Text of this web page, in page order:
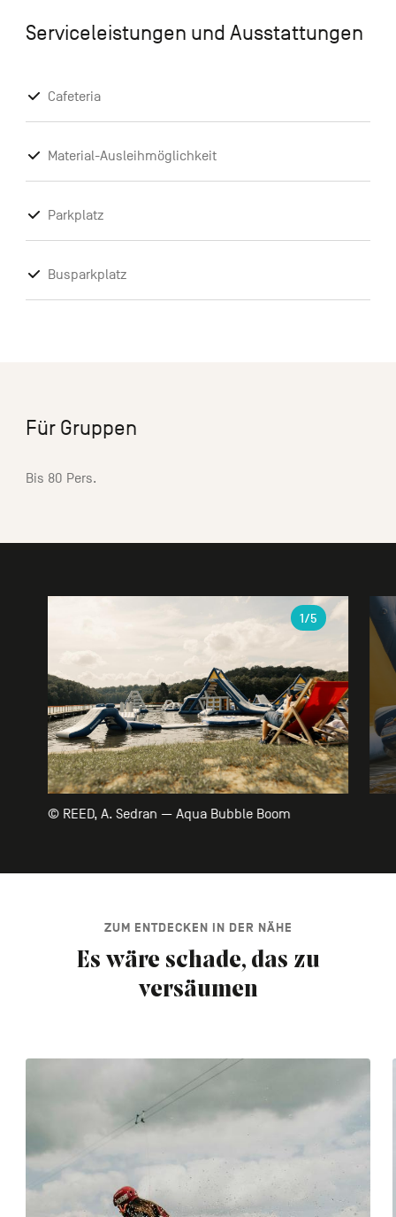
Serviceleistungen und Ausstattungen
Cafeteria
Material-Ausleihmöglichkeit
Parkplatz
Busparkplatz
Für Gruppen
Bis 80 Pers.
© REED, A. Sedran — Aqua Bubble Boom
1/5
ZUM ENTDECKEN IN DER NÄHE
Es wäre schade, das zu
versäumen